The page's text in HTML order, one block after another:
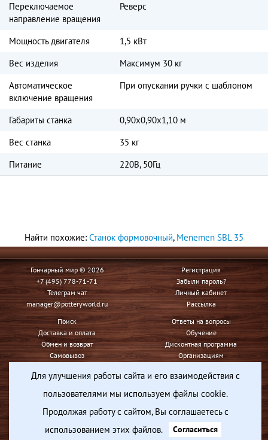
Переключаемое
направление вращения
Реверс
Мощность двигателя
1,5 кВт
Вес изделия
Максимум 30 кг
Автоматическое
включение вращения
При опускании ручки с шаблоном
Габариты станка
0,90х0,90х1,10 м
Вес станка
35 кг
Питание
220В, 50Гц
Найти похожие: Станок формовочный, Menemen SBL 35
Гончарный мир © 2026
+7 (495) 778-71-71
Телеграм чат
manager@potteryworld.ru
Регистрация
Забыли пароль?
Личный кабинет
Рассылка
Поиск
Доставка и оплата
Обмен и возврат
Самовывоз
Ответы на вопросы
Обучение
Дисконтная программа
Организациям
Контакты
Конфиденциальность
Вся представленная на сайте информация носит информационный характер и ни при каких
условиях не является публичной офертой, определяемой положениями Статьи 437 Гражданского
кодекса Российской Федерации
Для улучшения работы сайта и его взаимодействия с
пользователями мы используем файлы cookie.
Продолжая работу с сайтом, Вы соглашаетесь с
использованием этих файлов.
Согласиться